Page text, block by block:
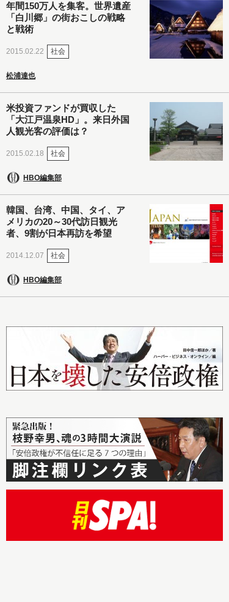
年間150万人を集客。世界遺産
「白川郷」の街おこしの戦略
と戦術
2015.02.22 社会
松浦達也
米投資ファンドが買収した
「大江戸温泉HD」。来日外国
人観光客の評価は？
2015.02.18 社会
HBO編集部
韓国、台湾、中国、タイ、ア
メリカの20～30代訪日観光
者、9割が日本再訪を希望
2014.12.07 社会
HBO編集部